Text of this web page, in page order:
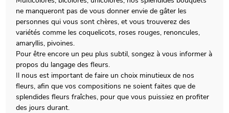
ne manqueront pas de vous donner envie de gâter les
personnes qui vous sont chères, et vous trouverez des
variétés comme les coquelicots, roses rouges, renoncules,
amaryllis, pivoines.
Pour être encore un peu plus subtil, songez à vous informer à
propos du langage des fleurs.
Il nous est important de faire un choix minutieux de nos
fleurs, afin que vos compositions ne soient faites que de
splendides fleurs fraîches, pour que vous puissiez en profiter
des jours durant.